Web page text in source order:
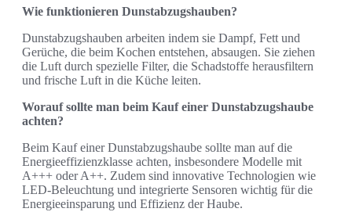
Wie funktionieren Dunstabzugshauben?
Dunstabzugshauben arbeiten indem sie Dampf, Fett und
Gerüche, die beim Kochen entstehen, absaugen. Sie ziehen
die Luft durch spezielle Filter, die Schadstoffe herausfiltern
und frische Luft in die Küche leiten.
Worauf sollte man beim Kauf einer Dunstabzugshaube
achten?
Beim Kauf einer Dunstabzugshaube sollte man auf die
Energieeffizienzklasse achten, insbesondere Modelle mit
A+++ oder A++. Zudem sind innovative Technologien wie
LED-Beleuchtung und integrierte Sensoren wichtig für die
Energieeinsparung und Effizienz der Haube.